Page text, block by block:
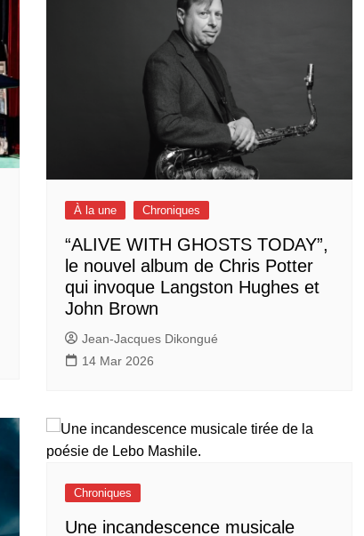
À la une Chroniques
“ALIVE WITH GHOSTS TODAY”,
le nouvel album de Chris Potter
qui invoque Langston Hughes et
John Brown
Jean-Jacques Dikongué
14 Mar 2026
Chroniques
Une incandescence musicale